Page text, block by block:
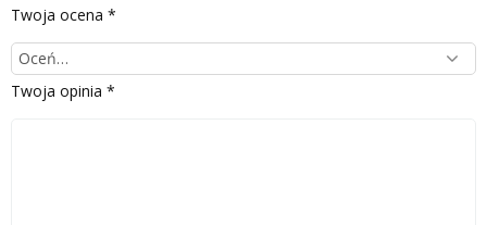
Twoja ocena *
Twoja opinia *